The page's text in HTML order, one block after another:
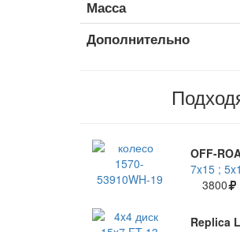
Масса
Дополнительно
OFF-
7x15 ;
3800
Replica